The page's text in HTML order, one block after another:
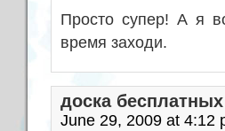
Просто супер! А я
время заходи.
доска
June 29, 2009 at 4:12